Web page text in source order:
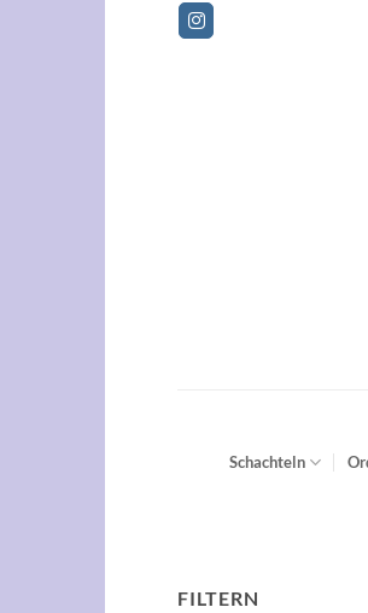
Schachteln
FILTERN